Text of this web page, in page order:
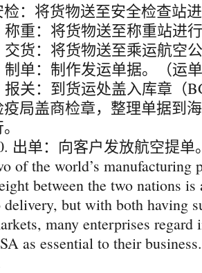
检：将货物送至安全检查站
称重：将货物送至称重站进
交货：将货物送至乘运航空
制单：制作发运单据。（运
报关：到货运处盖入库章（
疫局盖商检章，整理单据到
出单：向客户发放航空提单
of the world’s manufacturing
between the two nations
delivery, but with both having
many enterprises
as essential to their business.